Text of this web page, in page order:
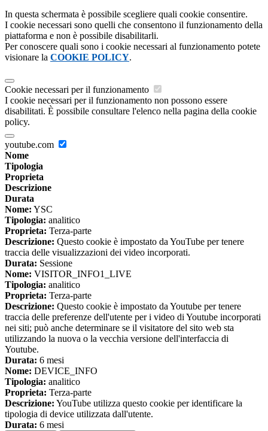
In questa schermata è possibile scegliere quali cookie consentire.
I cookie necessari sono quelli che consentono il funzionamento della
piattaforma e non è possibile disabilitarli.
Per conoscere quali sono i cookie necessari al funzionamento potete
visionare la COOKIE POLICY.
Cookie necessari per il funzionamento
I cookie necessari per il funzionamento non possono essere
disabilitati. È possibile consultare l'elenco nella pagina della cookie
policy.
youtube.com
Nome
Tipologia
Proprieta
Descrizione
Durata
Nome: YSC
Tipologia: analitico
Proprieta: Terza-parte
Descrizione: Questo cookie è impostato da YouTube per tenere
traccia delle visualizzazioni dei video incorporati.
Durata: Sessione
Nome: VISITOR_INFO1_LIVE
Tipologia: analitico
Proprieta: Terza-parte
Descrizione: Questo cookie è impostato da Youtube per tenere
traccia delle preferenze dell'utente per i video di Youtube incorporati
nei siti; può anche determinare se il visitatore del sito web sta
utilizzando la nuova o la vecchia versione dell'interfaccia di
Youtube.
Durata: 6 mesi
Nome: DEVICE_INFO
Tipologia: analitico
Proprieta: Terza-parte
Descrizione: YouTube utilizza questo cookie per identificare la
tipologia di device utilizzata dall'utente.
Durata: 6 mesi